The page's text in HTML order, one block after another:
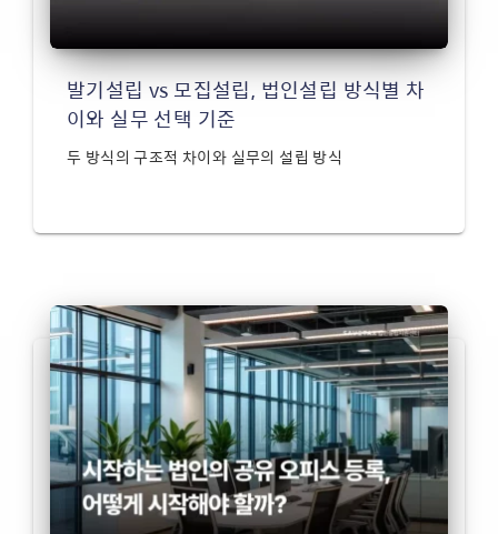
발기설립 vs 모집설립, 법인설립 방식별 차
이와 실무 선택 기준
두 방식의 구조적 차이와 실무의 설립 방식